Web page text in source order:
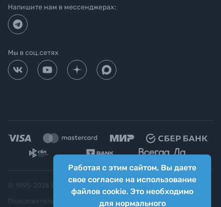
Работая с этим сайтом, Вы даете
свое согласие на использование
файлов cookie. Это необходимо
для нормального
Напишите нам в мессенджерах:
Мы в соц.сетях
Яркий фотомаркет ("Яркий Мир")
Пользовательское соглашение